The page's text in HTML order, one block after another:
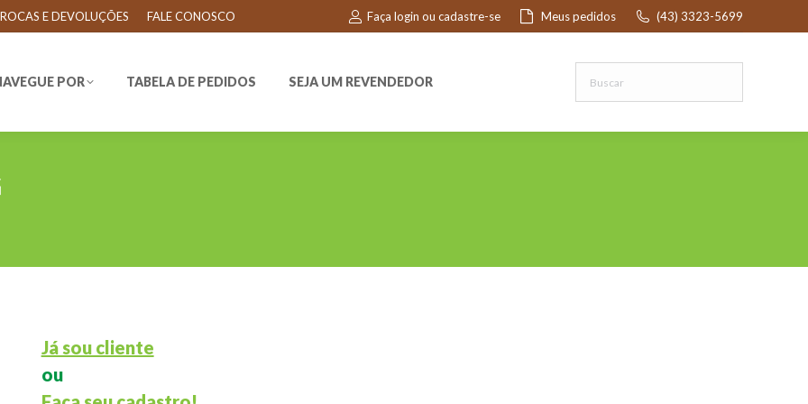
E DEVOLUÇÕES FALE CONOSCO Faça login ou cadastre-se Meus pedidos (43) 3323-5699
POR TABELA DE PEDIDOS SEJA UM REVENDEDOR
Já sou cliente
ou
POR TABELA DE PEDIDOS SEJA UM REVENDEDOR